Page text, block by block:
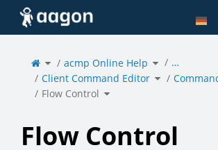
Home
Toggle
the
parent
tree
of
Flow
Control.
acmp Online Help Toggle
the
hierarchy
tree
under
acmp
Online
Help.
…
Client Command Editor Toggle
the
hierarchy
tree
Flow Control Toggle
the
hierarchy
tree
Flow Control